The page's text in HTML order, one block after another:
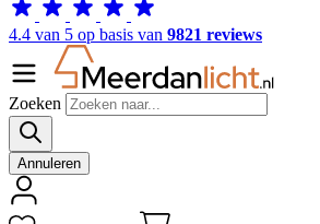
4.4 van 5 op basis van 9821 reviews
Zoeken
Annuleren